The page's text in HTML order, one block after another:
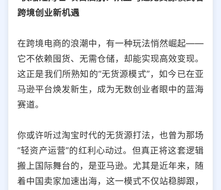
选择允许访问的平台类型
跨境创业新机遇
在跨境电商的浪潮中，有一种玩法悄然崛起——
它不依赖囤货、无需仓储，却能实现高效变现。
这正是我们所熟知的“无货源模式”，如今已在亚
马逊平台焕发新生，成为无数创业者眼中的蓝海
赛道。
你或许听过淘宝时代的无货源打法，也曾为那场
“轻资产运营”的红利心动过。但真正将这套逻辑
搬上国际舞台的，是亚马逊。尤其是近年来，随
着中国卖家加速出海，这一模式不仅站稳脚跟，